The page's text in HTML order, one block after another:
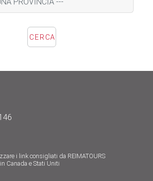
i link consigliati da REIMATOURS
Canada e Stati Uniti